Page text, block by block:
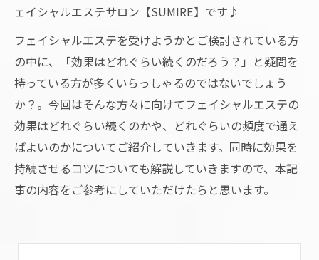
ェイシャルエステサロン【SUMIRE】です♪
フェイシャルエステを受けようかとご検討されている方
の中に、「効果はどれぐらい続くのだろう？」と疑問を
持っている方が多くいらっしゃるのではないでしょう
か？。今回はそんな方々に向けてフェイシャルエステの
効果はどれぐらい続くのかや、どれぐらいの頻度で通え
ばよいのかについてご紹介していきます。同時に効果を
持続させるコツについても解説していきますので、本記
事の内容をご参考にしていただけたらと思います。